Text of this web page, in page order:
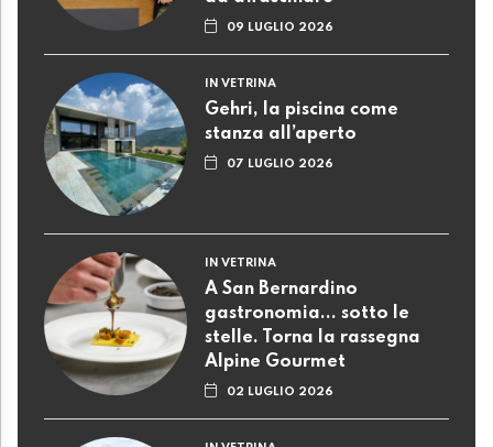
09 LUGLIO 2026
IN VETRINA
Gehri, la piscina come
stanza all’aperto
07 LUGLIO 2026
IN VETRINA
A San Bernardino
gastronomia... sotto le
stelle. Torna la rassegna
Alpine Gourmet
02 LUGLIO 2026